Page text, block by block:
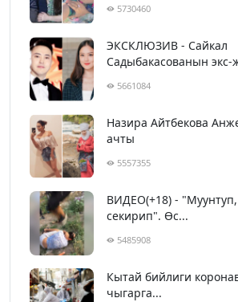
5730460
ЭКСКЛЮЗИВ - Сайкал
Садыбакасованын экс-
5661084
Назира Айтбекова
ачты
5557355
ВИДЕО(+18) -
секирип". Өс...
5485908
Кытай бийлиги
чыгарга...